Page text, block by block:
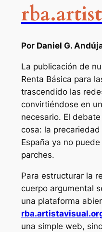
Por Daniel G.
La publicación de
Renta Básica para
trascendido las
convirtiéndose en
necesario. El
cosa: la
España ya no
parches.
Para estructurar la
cuerpo argumental
una plataforma
una simple web,